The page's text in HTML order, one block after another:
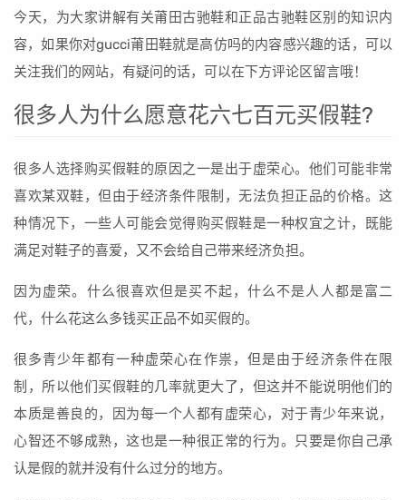
今天，为大家讲解有关莆田古驰鞋和正品古驰鞋区别的知识内
容，如果你对gucci莆田鞋就是高仿吗的内容感兴趣的话，可以
关注我们的网站，有疑问的话，可以在下方评论区留言哦！
很多人为什么愿意花六七百元买假鞋?
很多人选择购买假鞋的原因之一是出于虚荣心。他们可能非常
喜欢某双鞋，但由于经济条件限制，无法负担正品的价格。这
种情况下，一些人可能会觉得购买假鞋是一种权宜之计，既能
满足对鞋子的喜爱，又不会给自己带来经济负担。
因为虚荣。什么很喜欢但是买不起，什么不是人人都是富二
代，什么花这么多钱买正品不如买假的。
很多青少年都有一种虚荣心在作祟，但是由于经济条件在限
制，所以他们买假鞋的几率就更大了，但这并不能说明他们的
本质是善良的，因为每一个人都有虚荣心，对于青少年来说，
心智还不够成熟，这也是一种很正常的行为。只要是你自己承
认是假的就并没有什么过分的地方。